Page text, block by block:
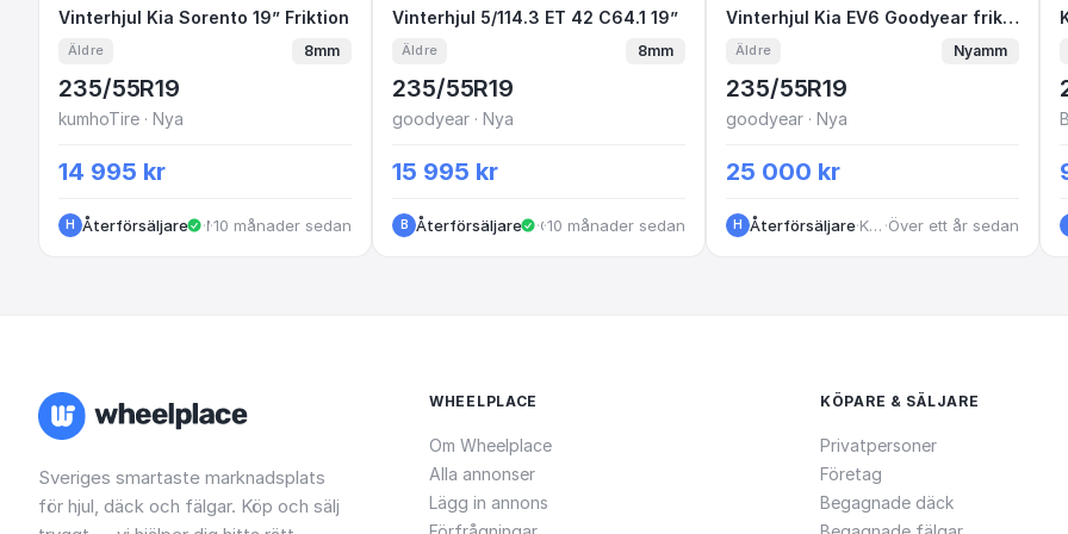
Vinterhjul Kia Sorento 19” Friktion
Vinterhjul Kia Sorento 19” Friktion
Äldre 8mm
235/55R19
kumhoTire · Nya
14 995 kr
H Återförsäljare · Malmö
·10 månader sedan
Vinterhjul 5/114.3 ET 42 C64.1 19”
Vinterhjul 5/114.3 ET 42 C64.1 19”
Äldre 8mm
235/55R19
goodyear · Nya
15 995 kr
B Återförsäljare · Göteborg
·10 månader sedan
Vinterhjul Kia EV6 Goodyear
Vinterhjul Kia EV6 Goodyear friktion 19”
Äldre Nyamm
235/55R19
goodyear · Nya
25 000 kr
H Återförsäljare· Kungsbacka ·Över ett år sedan
Sveriges smartaste marknadsplats
för hjul, däck och fälgar. Köp och sälj
WHEELPLACE
Om Wheelplace
Alla annonser
Lägg in annons
KÖPARE & SÄLJARE
Privatpersoner
Företag
Begagnade däck